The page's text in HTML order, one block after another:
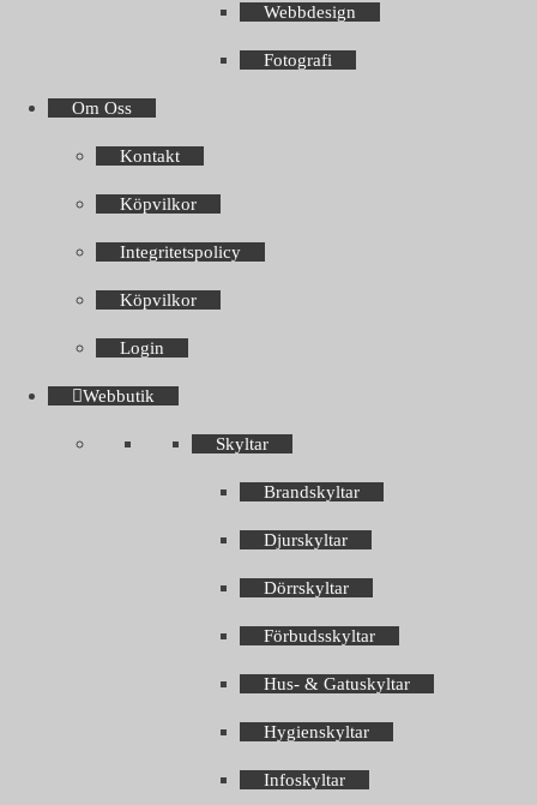
Webbdesign
Fotografi
Om Oss
Kontakt
Köpvilkor
Integritetspolicy
Köpvilkor
Login
Webbutik
Skyltar
Brandskyltar
Djurskyltar
Dörrskyltar
Förbudsskyltar
Hus- & Gatuskyltar
Hygienskyltar
Infoskyltar